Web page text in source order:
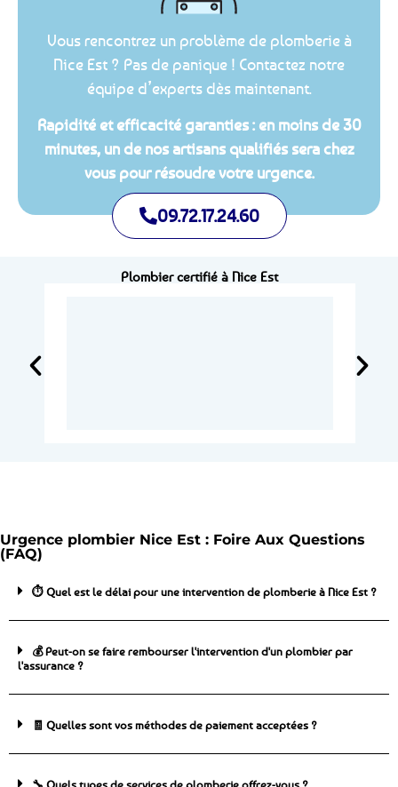
Vous rencontrez un problème de plomberie à
Nice Est ? Pas de panique ! Contactez notre
équipe d’experts dès maintenant.
Rapidité et efficacité garanties : en moins de 30
minutes, un de nos artisans qualifiés sera chez
vous pour résoudre votre urgence.
09.72.17.24.60
Plombier certifié à Nice Est
Urgence plombier Nice Est : Foire Aux Questions
(FAQ)
⏱️ Quel est le délai pour une intervention de plomberie à Nice Est ?
💰 Peut-on se faire rembourser l'intervention d'un plombier par
l'assurance ?
🧾 Quelles sont vos méthodes de paiement acceptées ?